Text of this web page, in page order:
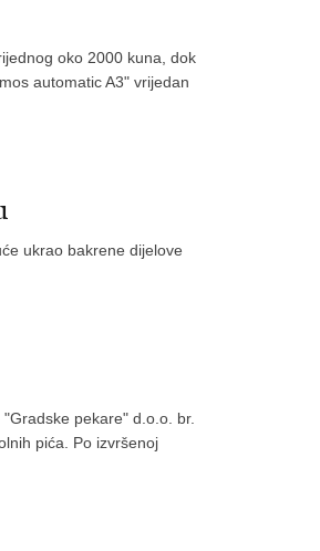
oko 2000 kuna, dok
automatic A3" vrijedan
ukrao bakrene dijelove
pekare" d.o.o. br.
pića. Po izvršenoj